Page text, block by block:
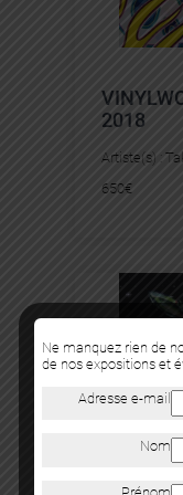
2018
Artiste(s) :
650€
Ne manquez rien de
de nos expositions et
Adresse e-mail
Nom